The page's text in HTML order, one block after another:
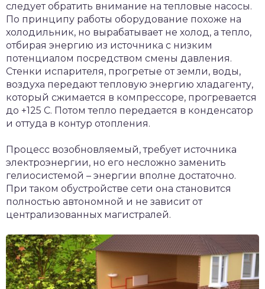
следует обратить внимание на тепловые насосы.
По принципу работы оборудование похоже на
холодильник, но вырабатывает не холод, а тепло,
отбирая энергию из источника с низким
потенциалом посредством смены давления.
Стенки испарителя, прогретые от земли, воды,
воздуха передают тепловую энергию хладагенту,
который сжимается в компрессоре, прогревается
до +125 С. Потом тепло передается в конденсатор
и оттуда в контур отопления.
Процесс возобновляемый, требует источника
электроэнергии, но его несложно заменить
гелиосистемой – энергии вполне достаточно.
При таком обустройстве сети она становится
полностью автономной и не зависит от
централизованных магистралей.